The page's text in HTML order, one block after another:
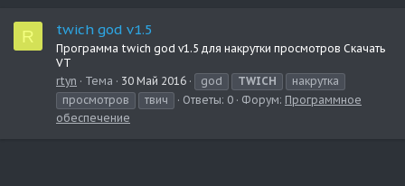
R twich god v1.5
Программа twich god v1.5 для накрутки просмотров Скачать
VT
rtyn
Тема 30 Май 2016 god TWICH
накрутка
просмотров
твич Ответы: 0 Форум: Программное
обеспечение